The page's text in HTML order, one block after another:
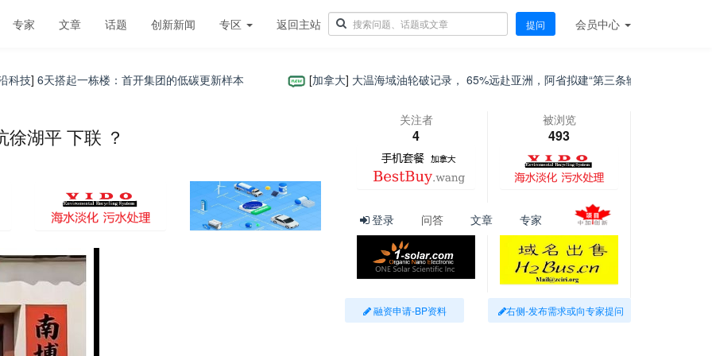
专家 文章 话题 创新新闻 专区 返回主站 提问 会员中心
] 6天搭起一栋楼：首开集团的低碳更新样本 [加拿大] 大温海域油轮破记录， 65%远赴亚洲，阿省拟建“第三条输油管”直达Delta！
湖平 下联 ？
关注者
4
被浏览
493
登录 问答 文章 专家
融资申请-BP资料 右侧-发布需求或向专家提问